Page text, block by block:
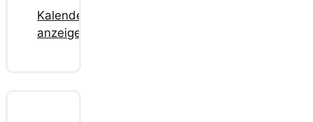
Kalender
anzeigen